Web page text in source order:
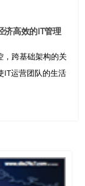
济高效的IT管理
，跨基础架构的关
IT运营团队的生活